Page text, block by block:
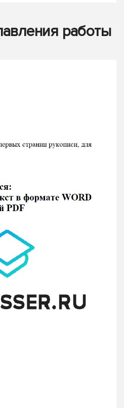
работы